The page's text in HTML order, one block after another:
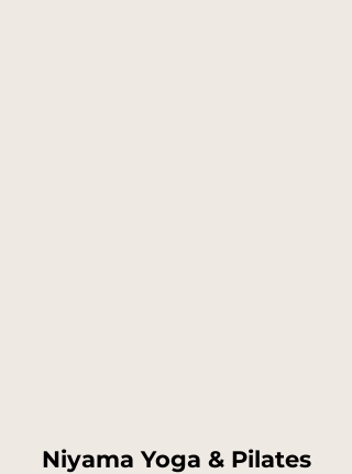
Niyama Yoga & Pilates